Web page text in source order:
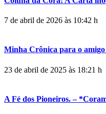
7 de abril de 2026 às 10:42 h
Minha Crônica para o
23 de abril de 2025 às 18:21 h
A Fé dos Pioneiros. –